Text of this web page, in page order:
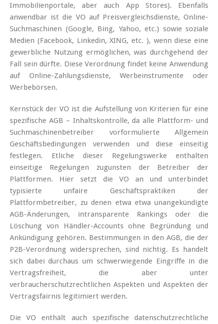
Immobilienportale, aber auch App Stores). Ebenfalls
anwendbar ist die VO auf Preisvergleichsdienste, Online-
Suchmaschinen (Google, Bing, Yahoo, etc.) sowie soziale
Medien (Facebook, Linkedin, XING, etc. ), wenn diese eine
gewerbliche Nutzung ermöglichen, was durchgehend der
Fall sein dürfte. Diese Verordnung findet keine Anwendung
auf Online-Zahlungsdienste, Werbeinstrumente oder
Werbebörsen.
Kernstück der VO ist die Aufstellung von Kriterien für eine
spezifische AGB – Inhaltskontrolle, da alle Plattform- und
Suchmaschinenbetreiber vorformulierte Allgemein
Geschäftsbedingungen verwenden und diese einseitig
festlegen. Etliche dieser Regelungswerke enthalten
einseitige Regelungen zugunsten der Betreiber der
Plattformen. Hier setzt die VO an und unterbindet
typisierte unfaire Geschäftspraktiken der
Plattformbetreiber, zu denen etwa etwa unangekündigte
AGB-Änderungen, intransparente Rankings oder die
Löschung von Händler-Accounts ohne Begründung und
Ankündigung gehören. Bestimmungen in den AGB, die der
P2B-Verordnung widersprechen, sind nichtig. Es handelt
sich dabei durchaus um schwerwiegende Eingriffe in die
Vertragsfreiheit, die aber unter
verbraucherschutzrechtlichen Aspekten und Aspekten der
Vertragsfairnis legitimiert werden.
Die VO enthält auch spezifische datenschutzrechtliche